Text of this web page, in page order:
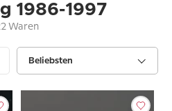
1986-1997
Waren
Beliebsten